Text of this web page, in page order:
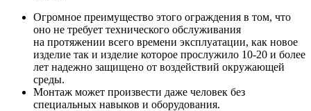
Огромное преимущество этого ограждения в том, что
оно не требует технического обслуживания
на протяжении всего времени эксплуатации, как новое
изделие так и изделие которое прослужило 10-20 и более
лет надежно защищено от воздействий окружающей
среды.
Монтаж может произвести даже человек без
специальных навыков и оборудования.